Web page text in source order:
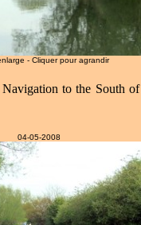
- Cliquer pour agrandir
to the South of
04-05-2008